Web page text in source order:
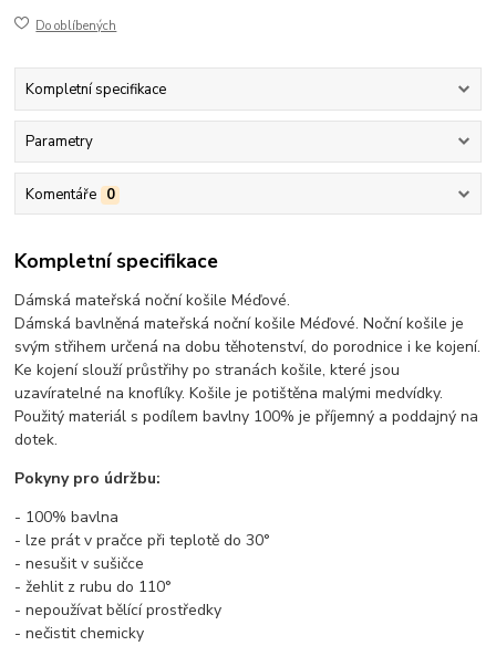
Do oblíbených
Kompletní specifikace
Parametry
Komentáře 0
Kompletní specifikace
Dámská mateřská noční košile Méďové.
Dámská bavlněná mateřská noční košile Méďové. Noční košile je
svým střihem určená na dobu těhotenství, do porodnice i ke kojení.
Ke kojení slouží průstřihy po stranách košile, které jsou
uzavíratelné na knoflíky. Košile je potištěna malými medvídky.
Použitý materiál s podílem bavlny 100% je příjemný a poddajný na
dotek.
Pokyny pro údržbu:
- 100% bavlna
- lze prát v pračce při teplotě do 30°
- nesušit v sušičce
- žehlit z rubu do 110°
- nepoužívat bělící prostředky
- nečistit chemicky